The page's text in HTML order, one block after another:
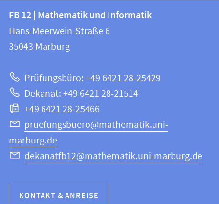
Kontakt
und
Informationen
Website
FB
12
|
und
Informatik
FB 12 | Mathematik und Informatik
Hans-Meerwein-Straße 6
35043 Marburg
Prüfungsbüro: +49 6421 28-25429
Dekanat: +49 6421 28-21514
+49 6421 28-25466
pruefungsbuero@mathematik.uni-
marburg.de
dekanatfb12@mathematik.uni-marburg.de
KONTAKT & ANREISE